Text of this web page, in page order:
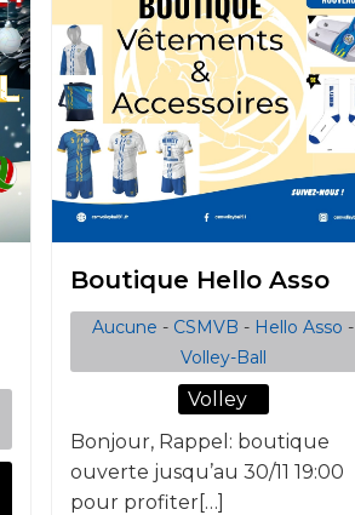
Boutique Hello Asso
Aucune - CSMVB - Hello Asso -
Volley-Ball
Volley
Bonjour, Rappel: boutique
ouverte jusqu’au 30/11 19:00
pour profiter[…]